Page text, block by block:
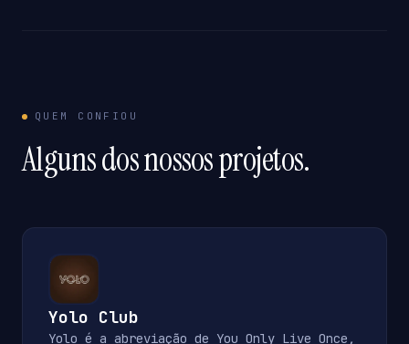
QUEM CONFIOU
Alguns dos nossos projetos.
Yolo Club
Yolo é a abreviação de You Only Live Once,